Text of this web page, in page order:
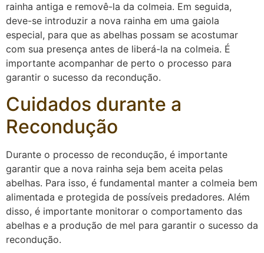
rainha antiga e removê-la da colmeia. Em seguida,
deve-se introduzir a nova rainha em uma gaiola
especial, para que as abelhas possam se acostumar
com sua presença antes de liberá-la na colmeia. É
importante acompanhar de perto o processo para
garantir o sucesso da recondução.
Cuidados durante a
Recondução
Durante o processo de recondução, é importante
garantir que a nova rainha seja bem aceita pelas
abelhas. Para isso, é fundamental manter a colmeia bem
alimentada e protegida de possíveis predadores. Além
disso, é importante monitorar o comportamento das
abelhas e a produção de mel para garantir o sucesso da
recondução.